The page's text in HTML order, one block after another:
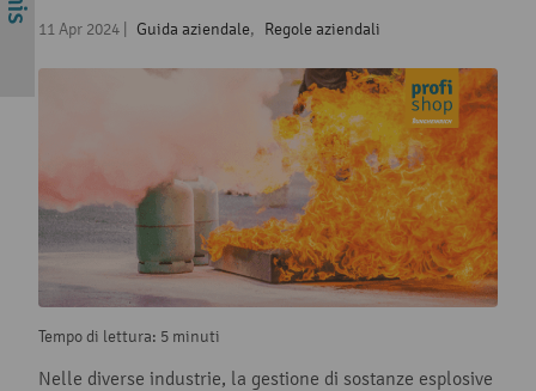
11 Apr 2024 Guida aziendale, Regole aziendali
Tempo di lettura: 5 minuti
Nelle diverse industrie, la gestione di sostanze esplosive